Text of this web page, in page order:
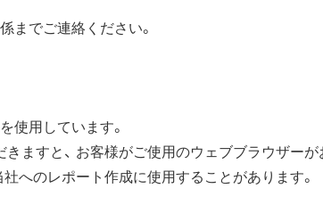
までご連絡ください。
使用しています。
ますと、 お客様がご使用のウェブブラウザーが
へのレポート作成に使用することがあります。